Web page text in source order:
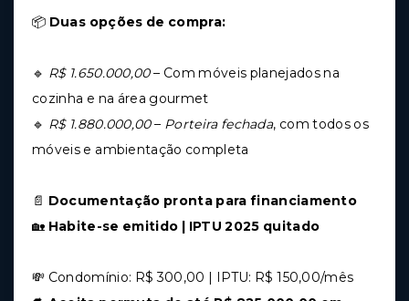
📦 Duas opções de compra:
🔹 R$ 1.650.000,00– Com móveis planejados na
cozinha e na área gourmet
🔹 R$ 1.880.000,00– Porteira fechada, com todos os
móveis e ambientação completa
📄 Documentação pronta para financiamento
🏡 Habite-se emitido | IPTU 2025 quitado
💸 Condomínio: R$ 300,00 | IPTU: R$ 150,00/mês